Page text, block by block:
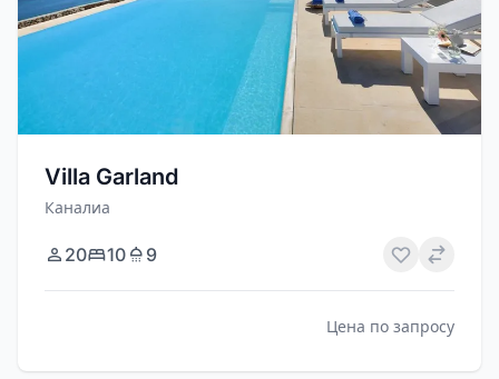
Villa Garland
Каналиа
20 10 9
Цена по запросу